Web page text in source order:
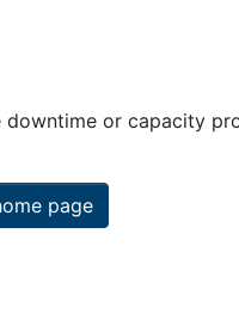
or capacity
page